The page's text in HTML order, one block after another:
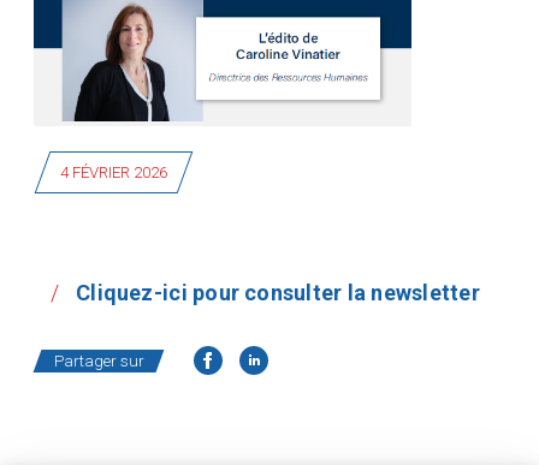
4 FÉVRIER 2026
Cliquez-ici pour consulter la newsletter
Partager sur